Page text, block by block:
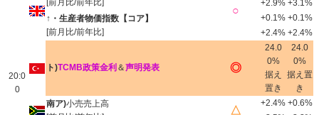
[前月比/前年比]
○
+2.9% +3.1%
↑・生産者物価指数【コア】
[前月比/前年比]
+0.1% +0.1%
+2.4% +2.4%
20:0
0
ト)TCMB政策金利 ＆声明発表 ◎
24.0
0%
据え
置き
24.0
0%
据え置
き
南ア)小売売上高
△
+2.4% +0.6%